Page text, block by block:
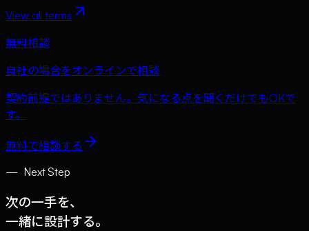
View all terms
無料相談
自社の場合をオンラインで相談
契約前提ではありません。気になる点を聞くだけでもOKで
す。
無料で相談する
—Next Step
次の一手を、
一緒に設計する。